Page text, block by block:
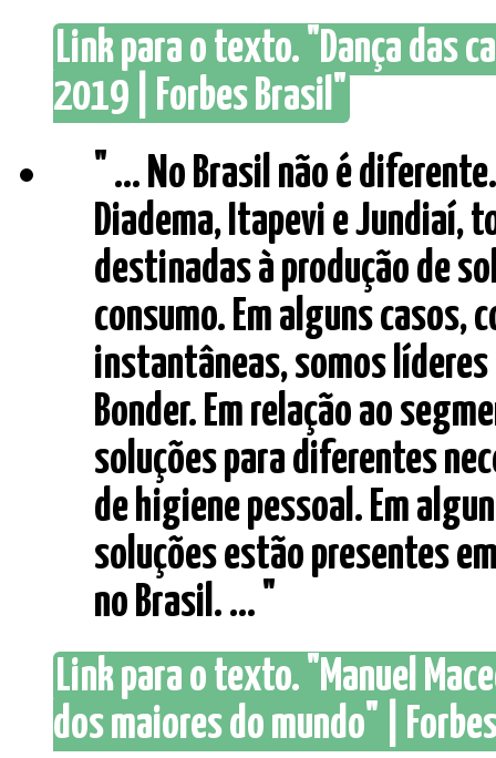
Link para o texto. "Dança das
2019 | Forbes Brasil"
" ... No Brasil não é
Diadema, Itapevi e Jundiaí,
destinadas à produção de
consumo. Em alguns casos,
instantâneas, somos líderes
Bonder. Em relação ao
soluções para diferentes
de higiene pessoal. Em
soluções estão presentes
no Brasil. ... "
Link para o texto. "Manuel
dos maiores do mundo" |